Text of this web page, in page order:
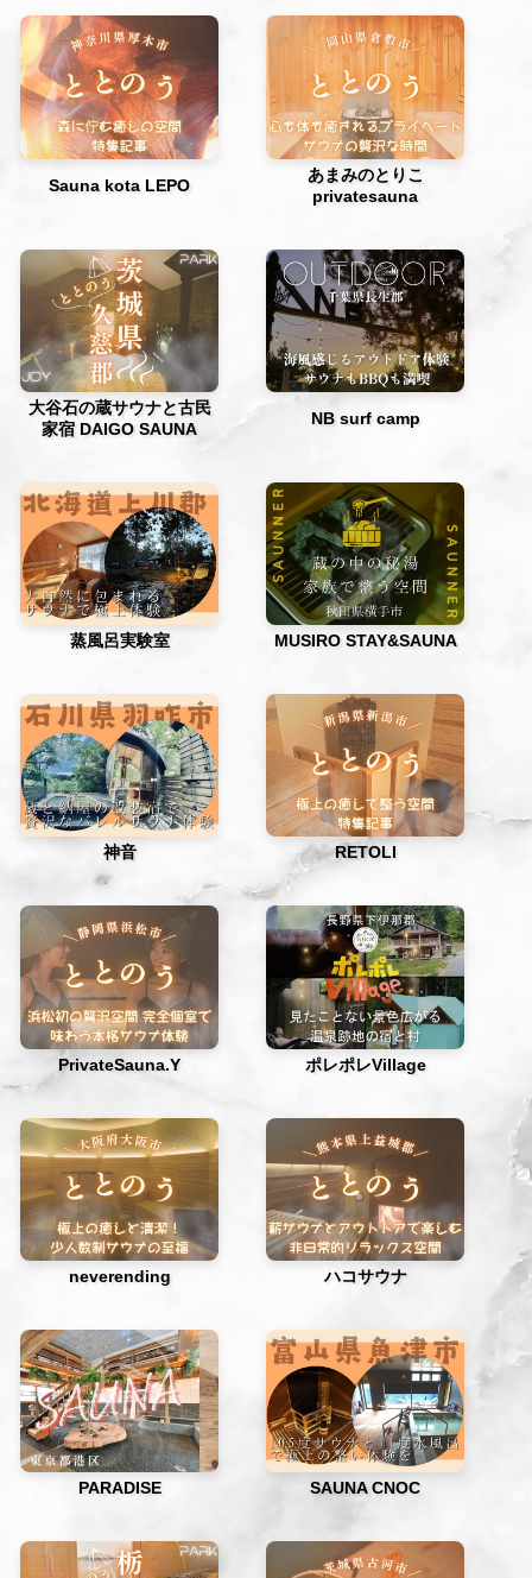
Sauna kota LEPO
あまみのとりこ
privatesauna
大谷石の蔵サウナと古民
家宿 DAIGO SAUNA
NB surf camp
蒸風呂実験室 MUSIRO STAY&SAUNA
神音 RETOLI
PrivateSauna.Y ポレポレVillage
neverending ハコサウナ
PARADISE SAUNA CNOC